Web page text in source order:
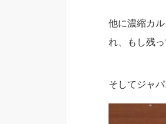
他に濃縮カ
れ、もし残
そしてジャ